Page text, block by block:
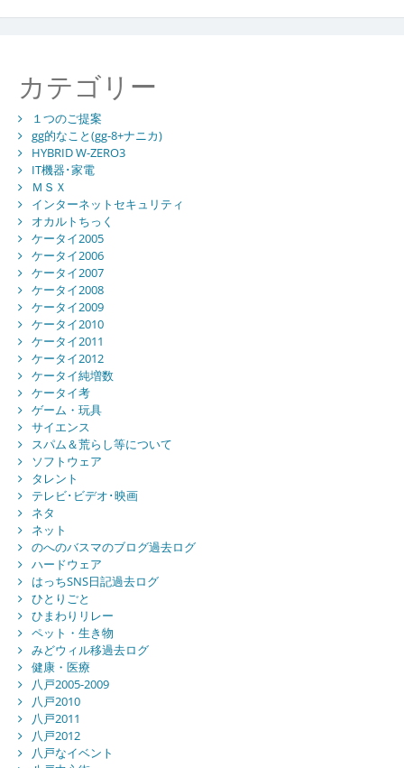
カテゴリー
１つのご提案
gg的なこと(gg-8+ナニカ)
HYBRID W-ZERO3
IT機器･家電
ＭＳＸ
インターネットセキュリティ
オカルトちっく
ケータイ2005
ケータイ2006
ケータイ2007
ケータイ2008
ケータイ2009
ケータイ2010
ケータイ2011
ケータイ2012
ケータイ純増数
ケータイ考
ゲーム・玩具
サイエンス
スパム＆荒らし等について
ソフトウェア
タレント
テレビ･ビデオ･映画
ネタ
ネット
のへのバスマのブログ過去ログ
ハードウェア
はっちSNS日記過去ログ
ひとりごと
ひまわりリレー
ペット・生き物
みどウィル移過去ログ
健康・医療
八戸2005-2009
八戸2010
八戸2011
八戸2012
八戸なイベント